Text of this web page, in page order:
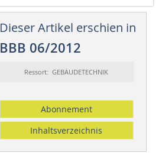
Dieser Artikel erschien in
BBB 06/2012
Ressort: GEBÄUDETECHNIK
Abonnement
Inhaltsverzeichnis